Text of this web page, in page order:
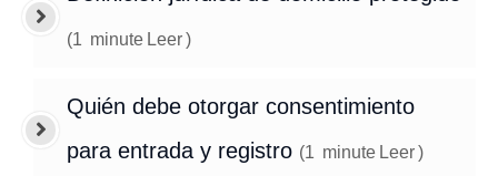
(1 minute Leer)
Quién debe otorgar consentimiento
para entrada y registro (1 minute Leer)